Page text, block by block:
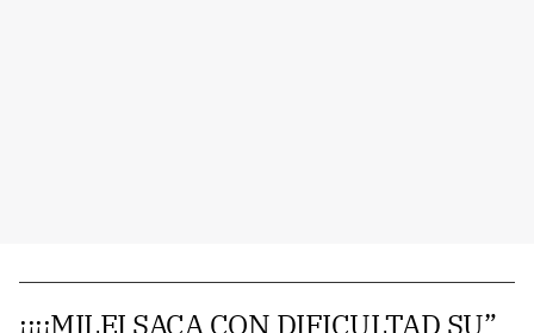
¡¡¡¡MILEI SACA CON DIFICULTAD SU”